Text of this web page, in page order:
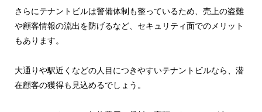
さらにテナントビルは警備体制も整っているため、売上の盗難
や顧客情報の流出を防げるなど、セキュリティ面でのメリット
もあります。
大通りや駅近くなどの人目につきやすいテナントビルなら、潜
在顧客の獲得も見込めるでしょう。